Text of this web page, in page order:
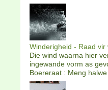
Winderigheid - Raad
Die wind waarna hier
ingewande vorm as
Boereraat : Meng halwe